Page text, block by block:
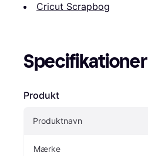
Cricut Scrapbog
Specifikationer
Produkt
Produktnavn
Mærke